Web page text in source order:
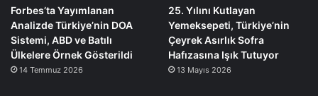
Forbes’ta Yayımlanan
Analizde Türkiye’nin DOA
Sistemi, ABD ve Batılı
Ülkelere Örnek Gösterildi
14 Temmuz 2026
25. Yılını Kutlayan
Yemeksepeti, Türkiye’nin
Çeyrek Asırlık Sofra
Hafızasına Işık Tutuyor
13 Mayıs 2026